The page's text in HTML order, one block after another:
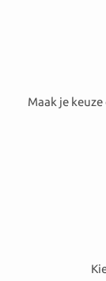
Maak je